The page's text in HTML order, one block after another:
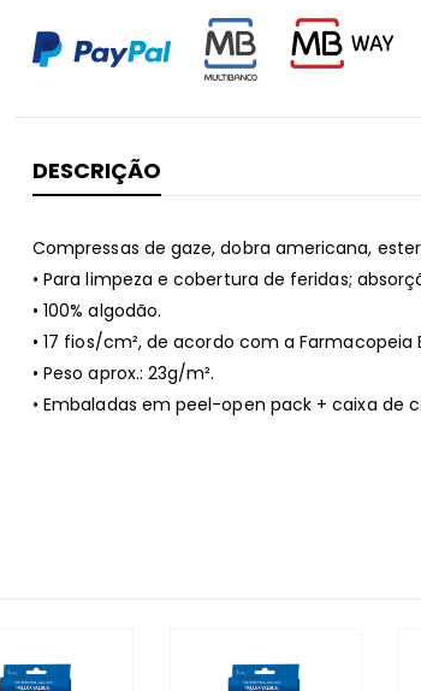
DESCRIÇÃO
Compressas de gaze, dobra americana,
• Para limpeza e cobertura de feridas;
• 100% algodão.
• 17 fios/cm², de acordo com a Farmacopeia
• Peso aprox.: 23g/m².
• Embaladas em peel-open pack + caixa de